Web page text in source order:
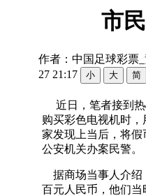
市
作者：中国足球彩票
27 21:17
近日，笔者接到
购买彩色电视机时
家发现上当后，将
公安机关办案民警。
据商场当事人介绍
百元人民币，他们